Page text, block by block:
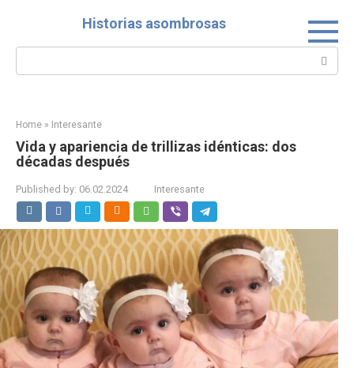
Historias asombrosas
Search:
Home » Interesante
Vida y apariencia de trillizas idénticas: dos
décadas después
Published by: 06.02.2024 Interesante